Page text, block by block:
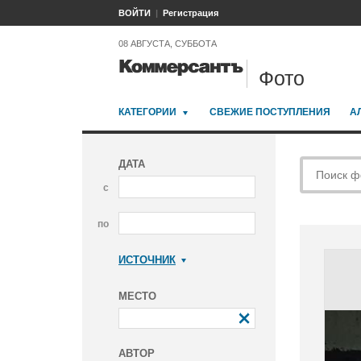
ВОЙТИ Регистрация
08 АВГУСТА, СУББОТА
Фото
КАТЕГОРИИ СВЕЖИЕ ПОСТУПЛЕНИЯ
ДАТА
с
по
ИСТОЧНИК
МЕСТО
АВТОР